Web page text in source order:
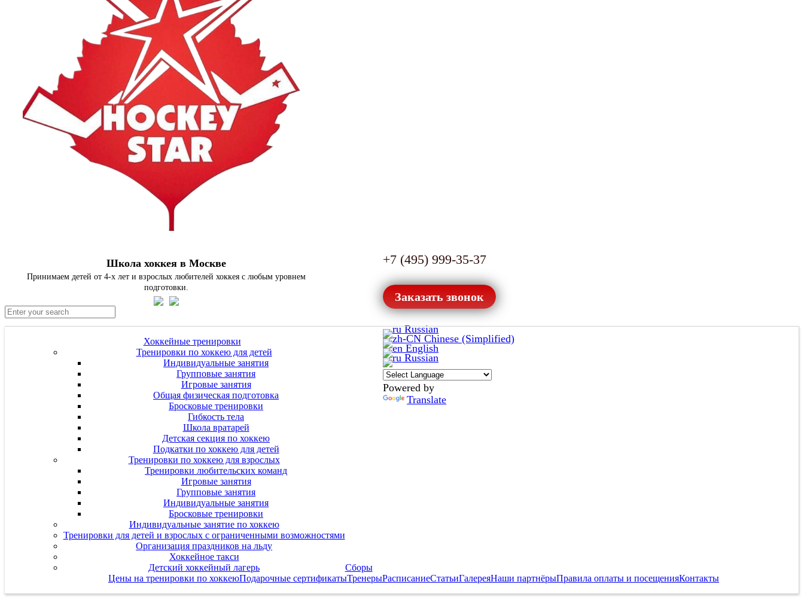
Школа хоккея в Москве
Принимаем детей от 4-х лет и взрослых любителей хоккея с любым уровнем
подготовки.
+7 (495) 999-35-37
Заказать звонок
Russian
Chinese (Simplified)
English
Russian
Powered by
Translate
Хоккейные тренировки
Тренировки по хоккею для детей
Индивидуальные занятия
Групповые занятия
Игровые занятия
Общая физическая подготовка
Бросковые тренировки
Гибкость тела
Школа вратарей
Детская секция по хоккею
Подкатки по хоккею для детей
Тренировки по хоккею для взрослых
Тренировки любительских команд
Игровые занятия
Групповые занятия
Индивидуальные занятия
Бросковые тренировки
Индивидуальные занятие по хоккею
Тренировки для детей и взрослых с ограниченными возможностями
Организация праздников на льду
Хоккейное такси
Детский хоккейный лагерь
Сборы
Цены на тренировки по хоккеюПодарочные сертификатыТренерыРасписаниеСтатьиГалереяНаши партнёрыПравила оплаты и посещенияКонтакты